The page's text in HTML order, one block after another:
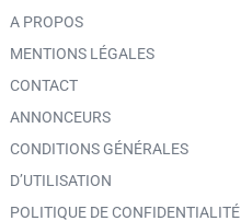
A PROPOS
MENTIONS LÉGALES
CONTACT
ANNONCEURS
CONDITIONS GÉNÉRALES
D’UTILISATION
POLITIQUE DE CONFIDENTIALITÉ